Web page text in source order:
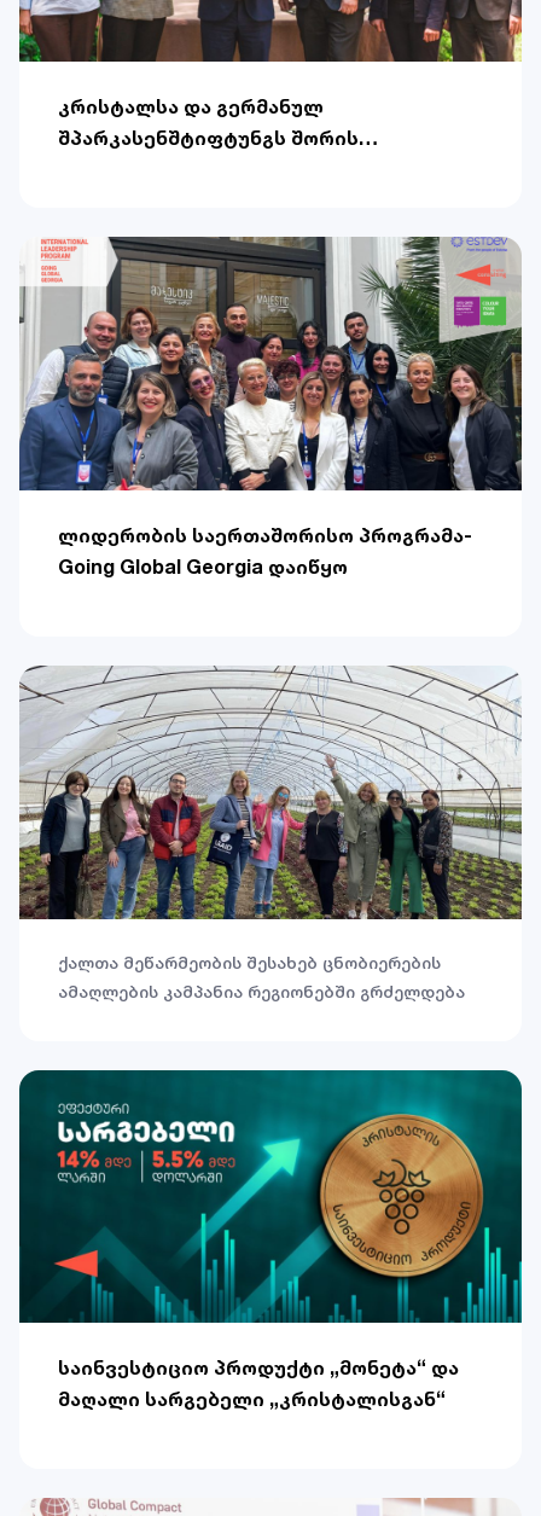
კრისტალსა და გერმანულ
შპარკასენშტიფტუნგს შორის
ლიდერობის საერთაშორისო პროგრამა-
Going Global Georgia დაიწყო
ქალთა მეწარმეობის შესახებ ცნობიერების
ამაღლების კამპანია რეგიონებში გრძელდება
საინვესტიციო პროდუქტი „მონეტა“ და
მაღალი სარგებელი „კრისტალისგან“